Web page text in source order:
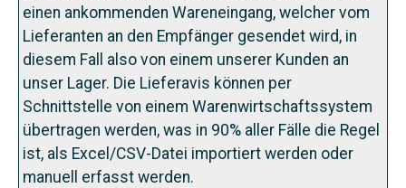
einen ankommenden Wareneingang, welcher vom
Lieferanten an den Empfänger gesendet wird, in
diesem Fall also von einem unserer Kunden an
unser Lager. Die Lieferavis können per
Schnittstelle von einem Warenwirtschaftssystem
übertragen werden, was in 90% aller Fälle die Regel
ist, als Excel/CSV-Datei importiert werden oder
manuell erfasst werden.